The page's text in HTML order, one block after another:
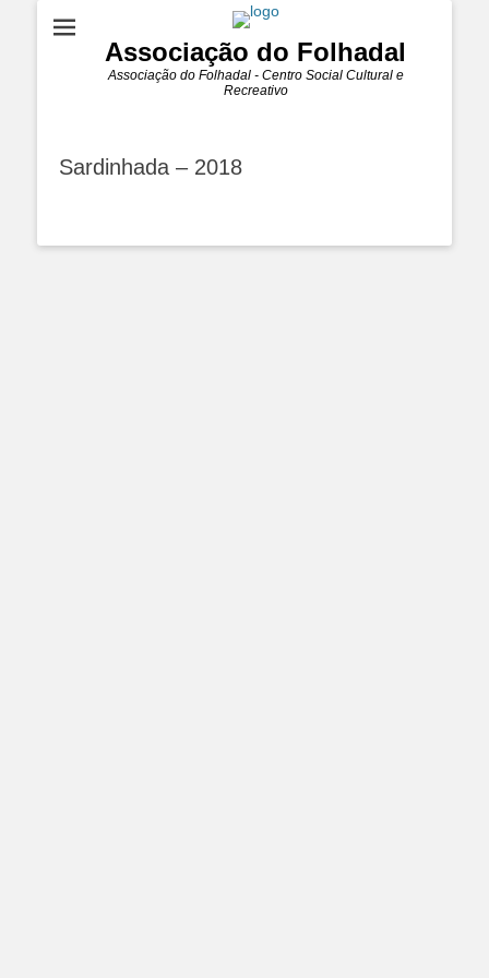
Associação do Folhadal
Associação do Folhadal - Centro Social Cultural e
Recreativo
Sardinhada – 2018